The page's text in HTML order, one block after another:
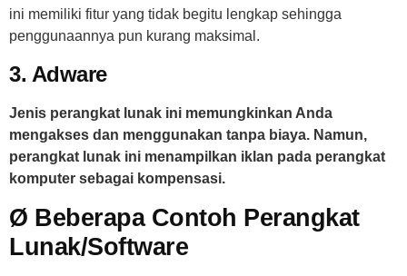
ini memiliki fitur yang tidak begitu lengkap sehingga
penggunaannya pun kurang maksimal.
3. Adware
Jenis perangkat lunak ini memungkinkan Anda
mengakses dan menggunakan tanpa biaya. Namun,
perangkat lunak ini menampilkan iklan pada perangkat
komputer sebagai kompensasi.
Ø Beberapa Contoh Perangkat
Lunak/Software